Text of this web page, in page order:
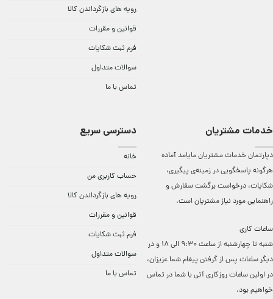
رویه های بازگرداندن کالا
قوانین و مقررات
فرم ثبت شکایات
سوالات متداول
تماس با ما
خدمات مشتریان
دپارتمان خدمات مشتریان مایامد آماده
هرگونه پاسخگویی در زمینه‌ی پیگیری،
شکایات، درخواست برگشت سفارش و
راهنمایی مورد نیاز مشتریان است.
ساعات کاری
شنبه تا چهارشنبه از ساعت 9:30 الی 18 و در
دیگر ساعات ‌پس از گرفتن پیغام شما عزیزان،
در اولین ساعات روزکاری آتی با شما در تماس
خواهیم بود.
دسترسی سریع
خانه
حساب کاربری من
رویه های بازگرداندن کالا
قوانین و مقررات
فرم ثبت شکایات
سوالات متداول
تماس با ما